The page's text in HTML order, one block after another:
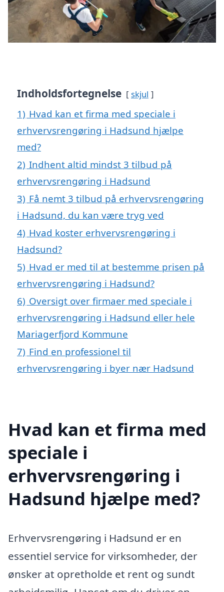
Indholdsfortegnelse skjul
1) Hvad kan et firma med speciale i
erhvervsrengøring i Hadsund hjælpe
med?
2) Indhent altid mindst 3 tilbud på
erhvervsrengøring i Hadsund
3) Få nemt 3 tilbud på erhvervsrengøring
i Hadsund, du kan være tryg ved
4) Hvad koster erhvervsrengøring i
Hadsund?
5) Hvad er med til at bestemme prisen på
erhvervsrengøring i Hadsund?
6) Oversigt over firmaer med speciale i
erhvervsrengøring i Hadsund eller hele
Mariagerfjord Kommune
7) Find en professionel til
erhvervsrengøring i byer nær Hadsund
Hvad kan et firma med
speciale i
erhvervsrengøring i
Hadsund hjælpe med?
Erhvervsrengøring i Hadsund er en
essentiel service for virksomheder, der
ønsker at opretholde et rent og sundt